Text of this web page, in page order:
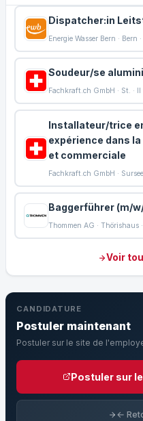
Dispatcher:in
Energie Wasser Bern · Bern
Soudeur/se
Fachkraft.ch GmbH · St. ·
Installateur/trice
expérience dans
et commerciale
Fachkraft.ch GmbH ·
Baggerführer (m/
Thommen AG · Thörishaus
Voir
CANDIDATURE
Postuler maintenant
Postuler sur le site de
Postuler sur
←